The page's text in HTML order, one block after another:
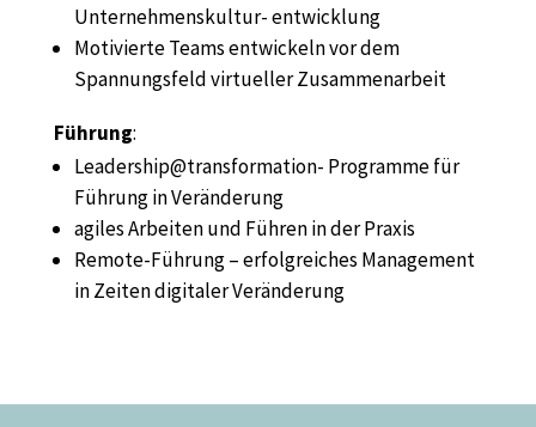
Unternehmenskultur- entwicklung
Motivierte Teams entwickeln vor dem
Spannungsfeld virtueller Zusammenarbeit
Führung:
Leadership@transformation- Programme für
Führung in Veränderung
agiles Arbeiten und Führen in der Praxis
Remote-Führung – erfolgreiches Management
in Zeiten digitaler Veränderung